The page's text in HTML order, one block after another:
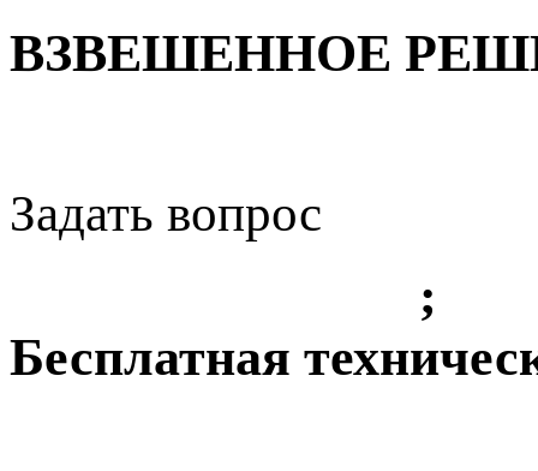
ВЗВЕШЕННОЕ
Задать вопрос
;
Бесплатная